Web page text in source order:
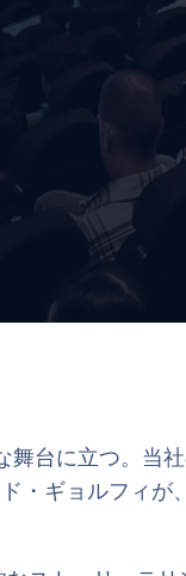
舞台に立つ。当
・ギョルフィが